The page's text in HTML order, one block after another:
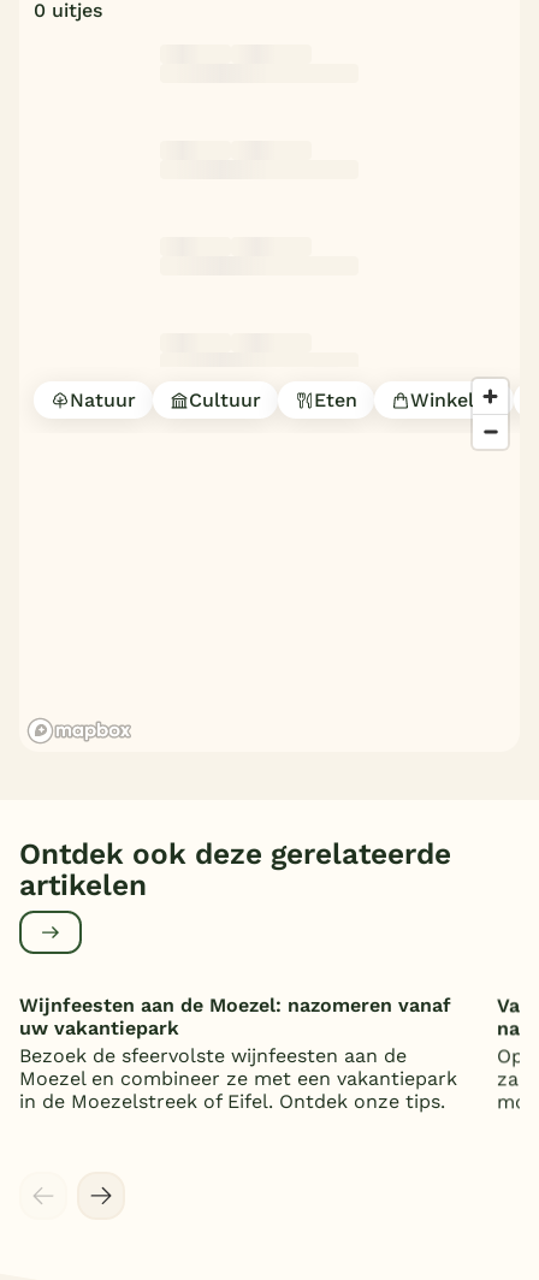
0 uitjes
Natuur Cultuur Eten Winkelen
Ontdek ook deze gerelateerde
artikelen
Wijnfeesten aan de Moezel: nazomeren vanaf
uw vakantiepark
Bezoek de sfeervolste wijnfeesten aan de
Moezel en combineer ze met een vakantiepark
in de Moezelstreek of Eifel. Ontdek onze tips.
Op